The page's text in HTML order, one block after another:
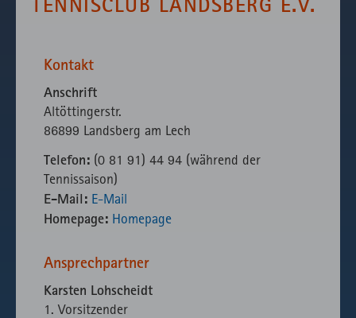
Kontakt
Anschrift
Altöttingerstr.
86899 Landsberg am Lech
Telefon: (0 81 91) 44 94 (während der
Tennissaison)
E-Mail: E-Mail
Homepage: Homepage
Ansprechpartner
Karsten Lohscheidt
1. Vorsitzender